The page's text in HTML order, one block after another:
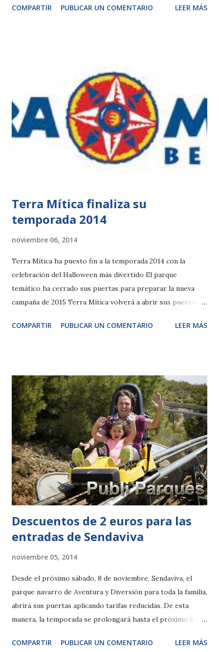
en la actualidad. Madrid, 7 noviembre de 2014.- El orangután
se suma a la iniciativa World Orangutan Events (WOE) en
colaboración con Orang Utan Republik Foundation para
concienciar al público sobre las causas que están llevando a
su extinción y qué podemos hacer para evitarlo. Las cifras,
en este sentido, son alarmantes. De los 325.000 ejemplares
localizados en Borneo y Sumatra que se contabilizaban a
principios del siglo XX, según datos de la Unión
COMPARTIR PUBLICAR UN COMENTARIO LEER MÁS
Terra Mítica finaliza su
temporada 2014
noviembre 06, 2014
Terra Mítica ha puesto fin a la temporada 2014 con la
celebración del Halloween más divertido El parque
temático ha cerrado sus puertas para preparar la nueva
campaña de 2015 Terra Mítica volverá a abrir sus puertas el
Terra Mítica ha puesto el broche de oro a la temporada
jornada tuvo lugar en la zona de Egipto hasta bien pasada
la media noche a pesar de que el parque abrió sus puertas
desde las 10:30 de la mañana, en horario habitual. La
Phobia se adueñó de los visitantes de Terra Mítica esa
noche ya que “un virus letal se apoderó de los presentes lo
que obligaba a buscar un antídoto”. Bajo este paraguas, el
parque desarrolló todas las novedades de esa noche en la
que no faltó de nada: gymkana nocturna con divertidas
pruebas...
COMPARTIR PUBLICAR UN COMENTARIO LEER MÁS
Descuentos de 2 euros para las
entradas de Sendaviva
noviembre 05, 2014
Desde el próximo sábado, 8 de noviembre, Sendaviva, el
parque navarro de Aventura y Diversión para toda la familia,
abrirá sus puertas aplicando tarifas reducidas. De esta
manera, la temporada se prolongará hasta el próximo 8 de
su hija lanzándose por el Bobsleigh de Sendaviva El parque
COMPARTIR PUBLICAR UN COMENTARIO LEER MÁS